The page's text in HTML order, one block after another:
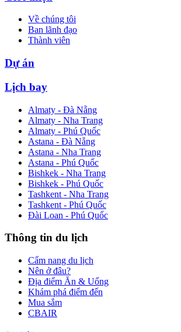
Về chúng tôi
Ban lãnh đạo
Thành viên
Dự án
Lịch bay
Almaty - Đà Nẵng
Almaty - Nha Trang
Almaty - Phú Quốc
Astana - Đà Nẵng
Astana - Nha Trang
Astana - Phú Quốc
Bishkek - Nha Trang
Bishkek - Phú Quốc
Tashkent - Nha Trang
Tashkent - Phú Quốc
Đài Loan - Phú Quốc
Thông tin du lịch
Cẩm nang du lịch
Nên ở đâu?
Địa điểm Ăn & Uống
Khám phá điểm đến
Mua sắm
CBAIR